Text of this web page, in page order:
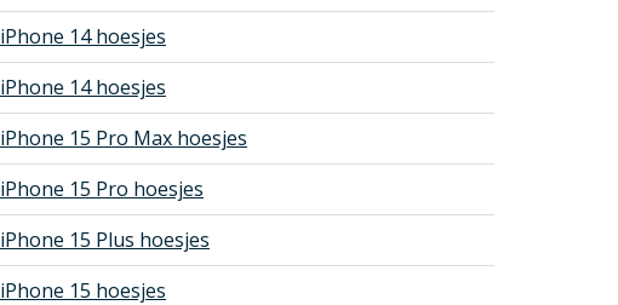
iPhone 14 hoesjes
iPhone 14 hoesjes
iPhone 15 Pro Max hoesjes
iPhone 15 Pro hoesjes
iPhone 15 Plus hoesjes
iPhone 15 hoesjes